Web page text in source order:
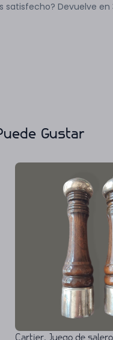
satisfecho? Devuelve
Gustar